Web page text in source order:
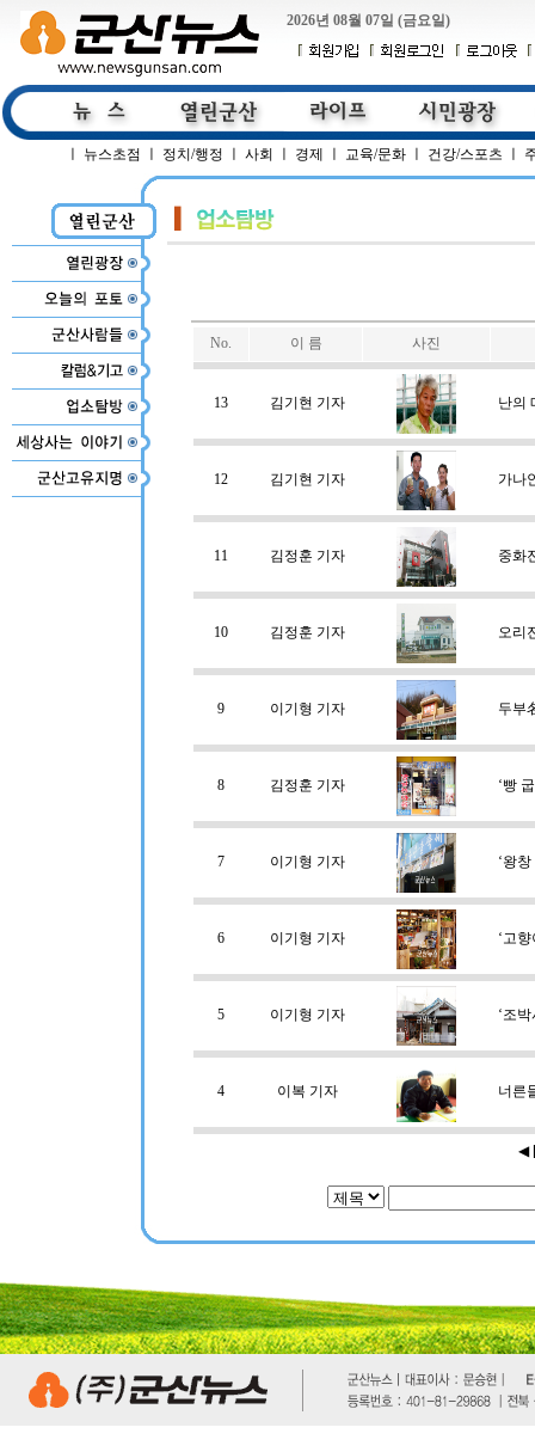
2026년 08월 07일 (금요일)
뉴스초점 정치/행정 사회 경제 교육/문화 건강/스포츠
No. 이 름 사진
13 김기현 기자 난의
12 김기현 기자 가나
11 김정훈 기자 중화
10 김정훈 기자 오리
9 이기형 기자 두부
8 김정훈 기자 ‘빵
7 이기형 기자 ‘왕
6 이기형 기자 ‘고
5 이기형 기자 ‘조
4 이복 기자 너른
◀